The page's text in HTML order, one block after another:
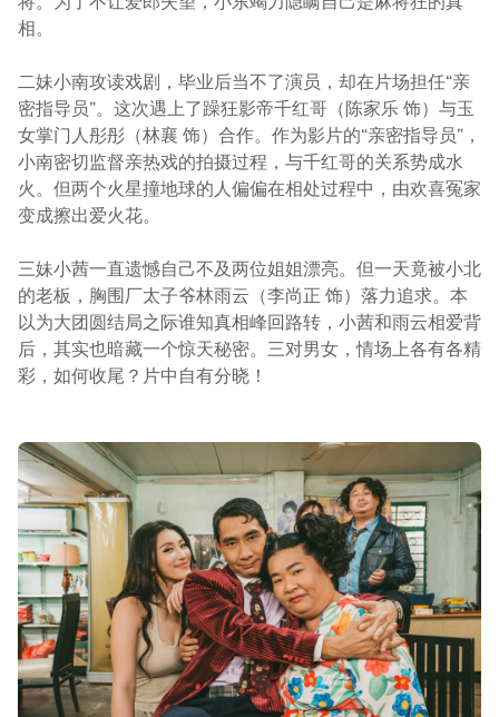
相。
二妹小南攻读戏剧，毕业后当不了演员，却在片场担任“亲
密指导员”。这次遇上了躁狂影帝千红哥（陈家乐 饰）与玉
女掌门人彤彤（林襄 饰）合作。作为影片的“亲密指导员”，
小南密切监督亲热戏的拍摄过程，与千红哥的关系势成水
火。但两个火星撞地球的人偏偏在相处过程中，由欢喜冤家
变成擦出爱火花。
三妹小茜一直遗憾自己不及两位姐姐漂亮。但一天竟被小北
的老板，胸围厂太子爷林雨云（李尚正 饰）落力追求。本
以为大团圆结局之际谁知真相峰回路转，小茜和雨云相爱背
后，其实也暗藏一个惊天秘密。三对男女，情场上各有各精
彩，如何收尾？片中自有分晓！